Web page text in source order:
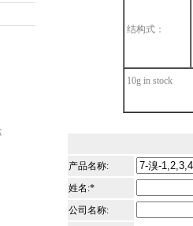
结构式：
10g in stock
产品名称:
姓名:*
公司名称: